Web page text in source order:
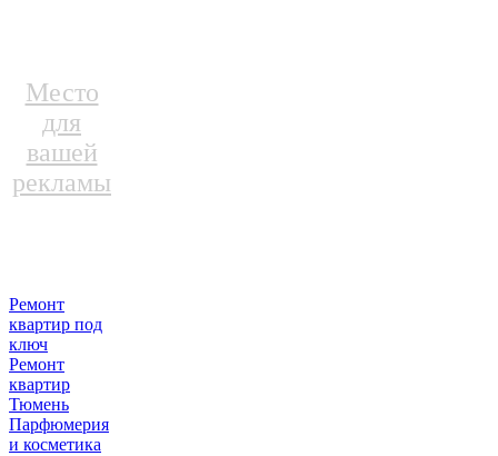
Место
для
вашей
рекламы
Ремонт
квартир под
ключ
Ремонт
квартир
Тюмень
Парфюмерия
и косметика